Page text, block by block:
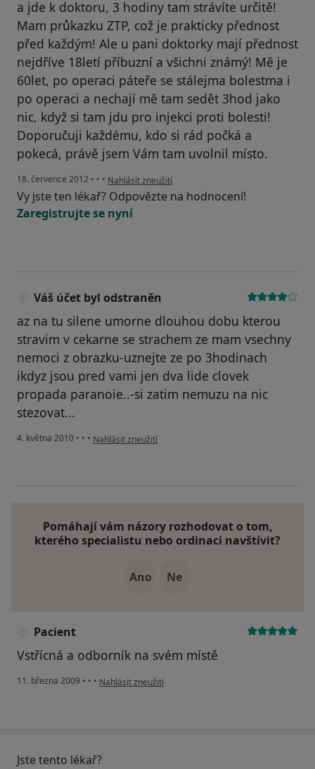
a jde k doktoru, 3 hodiny tam strávíte určitě!
Mam průkazku ZTP, což je prakticky přednost
před každým! Ale u pani doktorky mají přednost
nejdříve 18letí příbuzní a všichni známý! Mě je
60let, po operaci páteře se stálejma bolestma i
po operaci a nechají mě tam sedět 3hod jako
nic, když si tam jdu pro injekci proti bolesti!
Doporučuji každému, kdo si rád počká a
pokecá, právě jsem Vám tam uvolnil místo.
18. července 2012 • • • podle názoru uživatele Váš účet byl odstraněn
Nahlásit zneužití
Vy jste ten lékař? Odpovězte na hodnocení!
Zaregistrujte se nyní
Váš účet byl odstraněn
az na tu silene umorne dlouhou dobu kterou
stravim v cekarne se strachem ze mam vsechny
nemoci z obrazku-uznejte ze po 3hodinach
ikdyz jsou pred vami jen dva lide clovek
propada paranoie..-si zatim nemuzu na nic
stezovat...
4. května 2010 • • • podle názoru uživatele Váš účet byl odstraněn
Nahlásit zneužití
Pomáhají vám názory rozhodovat o tom,
kterého specialistu nebo ordinaci navštívit?
Ano Ne
Pacient
Vstřícná a odborník na svém místě
11. března 2009 • • • podle názoru uživatele Pacient
Nahlásit zneužití
Jste tento lékař?